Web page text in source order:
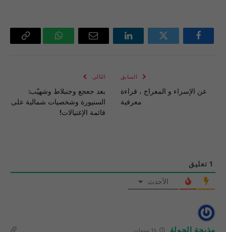
فيسبوك تويتر لينكدإن
البريد
واتساب Copy
السابق
عن الإسراء و المعراج ، قراءة
معرفية
التالي
بعد جعجع وجنبلاط وشهيّب:
السنيورة وشخصيات شمالية على
قائمة الإغتيالات!
1 تعليق
الأحدث
مذبحة الحولة 14 سنوات